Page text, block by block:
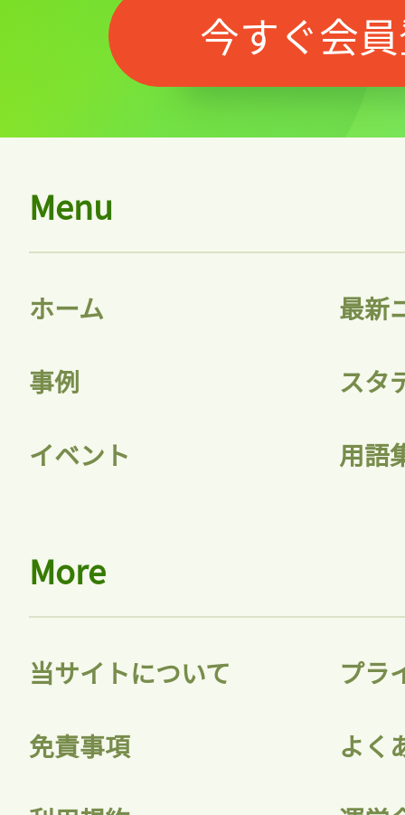
今すぐ会
Menu
ホーム 最新
事例 スタ
イベント 用語
More
当サイトについて プラ
免責事項 よく